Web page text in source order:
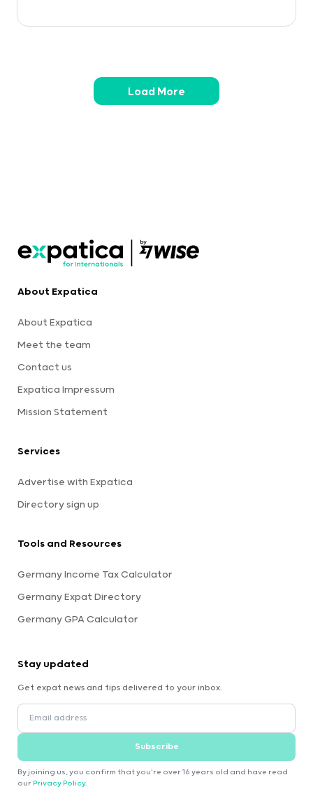
Load More
About Expatica
About Expatica
Meet the team
Contact us
Expatica Impressum
Mission Statement
Services
Advertise with Expatica
Directory sign up
Tools and Resources
Germany Income Tax Calculator
Germany Expat Directory
Germany GPA Calculator
Stay updated
Get expat news and tips delivered to your inbox.
Subscribe
By joining us, you confirm that you're over 16 years old and have read
our Privacy Policy.